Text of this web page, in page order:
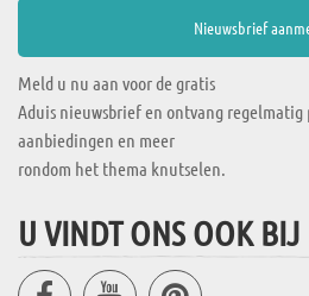
Meld u nu aan voor de gratis
Aduis nieuwsbrief en ontvang
aanbiedingen en meer
rondom het thema knutselen.
U VINDT ONS OOK BIJ